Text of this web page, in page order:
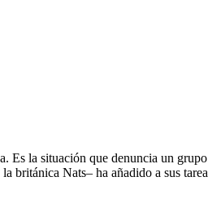
Es la situación que denuncia un
británica Nats– ha añadido a sus